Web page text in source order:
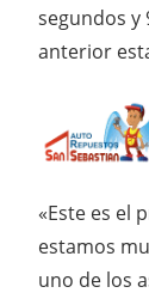
segundos y
anterior
«Este es el
estamos
uno de los